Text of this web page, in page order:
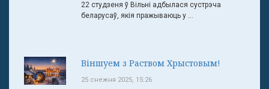
22 студзеня ў Вільні адбылася сустрэча
беларусаў, якія пражываюць у ...
Віншуем з Раством Хрыстовым!
25 снежня 2025, 15:26